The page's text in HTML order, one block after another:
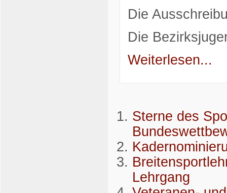
Die
Die
Weiterlesen...
Sterne des
Lehrgang